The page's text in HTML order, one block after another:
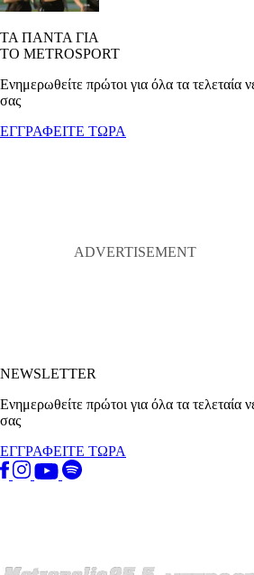
ΤΑ ΠΑΝΤΑ ΓΙΑ
ΤΟ METROSPORT
Ενημερωθείτε πρώτοι για όλα τα τελεταία
σας
ΕΓΓΡΑΦΕΙΤΕ ΤΩΡΑ
NEWSLETTER
Ενημερωθείτε πρώτοι για όλα τα τελεταία
σας
ΕΓΓΡΑΦΕΙΤΕ ΤΩΡΑ